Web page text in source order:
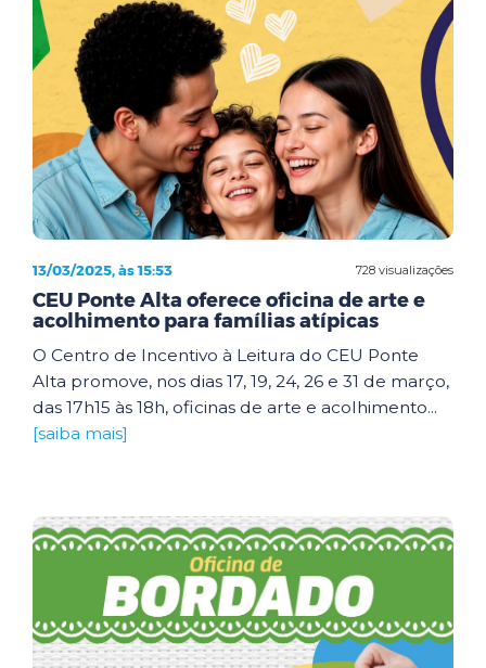
728 visualizações
13/03/2025, às 15:53
CEU Ponte Alta oferece oficina de arte e
acolhimento para famílias atípicas
O Centro de Incentivo à Leitura do CEU Ponte
Alta promove, nos dias 17, 19, 24, 26 e 31 de março,
das 17h15 às 18h, oficinas de arte e acolhimento...
[saiba mais]